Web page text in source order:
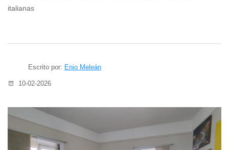
italianas
Escrito por: Enio Meleán
10-02-2026